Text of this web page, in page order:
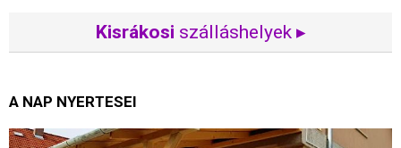
Kisrákosi szálláshelyek ▸
A NAP NYERTESEI